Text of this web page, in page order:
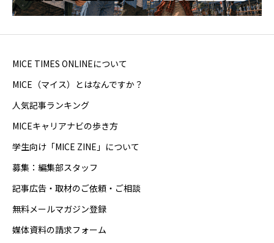
MICE TIMES ONLINEについて
MICE（マイス）とはなんですか？
人気記事ランキング
MICEキャリアナビの歩き方
学生向け「MICE ZINE」について
募集：編集部スタッフ
記事広告・取材のご依頼・ご相談
無料メールマガジン登録
媒体資料の請求フォーム